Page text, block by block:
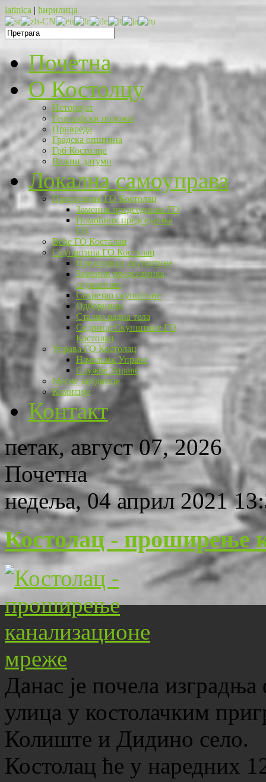
latinica | ћирилица
Почетна
O Костолцу
Историјат
Географски положај
Привреда
Градска општина
Грб Костолца
Важни датуми
Локална самоуправа
Председник ГО Костолац
Заменик председника ГО
Помоћник председника
ГО
Веће ГО Костолац
Скупштина ГО Костолац
Председник скупштине
Заменик председника
скупштине
Секретар скупштине
Одборници
Стална радна тела
Седнице Скупштине ГО
Костолац
Управа ГО Костолац
Начелник Управе
Службе Управе
Месне заједнице
Комисије
Контакт
петак, август 07, 2026
Почетна
недеља, 04 април 2021
Костолац - проширење
Данас је почела
улица у костолачким
Колиште и Дидино село.
Костолац ће у наредних